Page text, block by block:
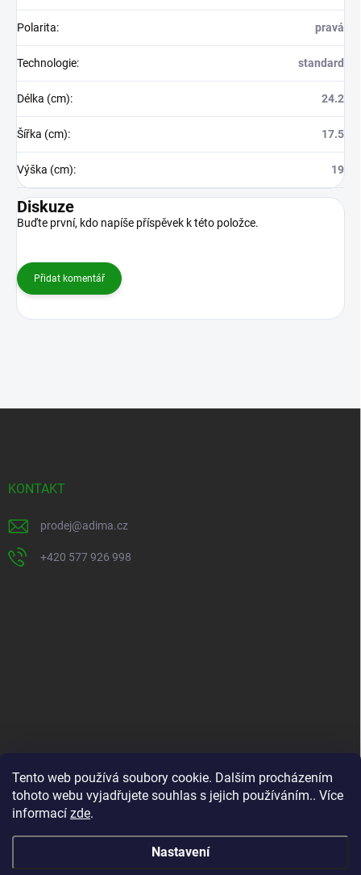
Tento web používá soubory cookie. Dalším procházením
tohoto webu vyjadřujete souhlas s jejich používáním.. Více
informací zde.
Nastavení
Polarita: pravá
Technologie: standard
Délka (cm): 24.2
Šířka (cm): 17.5
Výška (cm): 19
Diskuze
Buďte první, kdo napíše příspěvek k této položce.
Přidat komentář
KONTAKT
prodej@adima.cz
+420 577 926 998
Kontakty
Formuláře ke stažení